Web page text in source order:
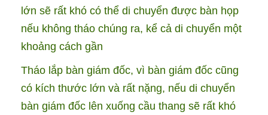
lớn sẽ rất khó có thể di chuyển được bàn họp
nếu không tháo chúng ra, kể cả di chuyển một
khoảng cách gần
Tháo lắp bàn giám đốc, vì bàn giám đốc cũng
có kích thước lớn và rất nặng, nếu di chuyển
bàn giám đốc lên xuống cầu thang sẽ rất khó